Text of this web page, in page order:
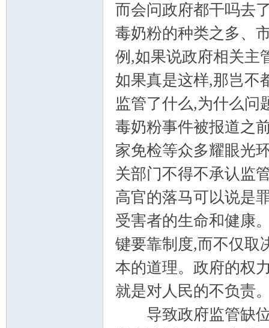
而会问政府都干吗去
毒奶粉的种类之多、
例,如果说政府相关主
如果真是这样,那岂不
监管了什么,为什么问
毒奶粉事件被报道之
家免检等众多耀眼光
关部门不得不承认监
高官的落马可以说是
受害者的生命和健康
键要靠制度,而不仅取
本的道理。政府的权
就是对人民的不负责
导致政府监管缺位